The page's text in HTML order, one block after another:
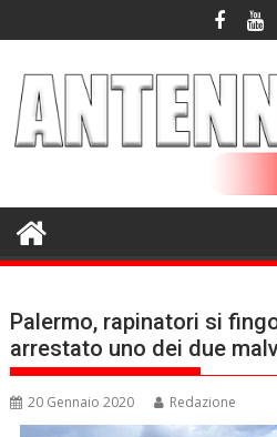
to
Palermo, rapinatori si
arrestato uno dei due
20 Gennaio 2020 Redazione